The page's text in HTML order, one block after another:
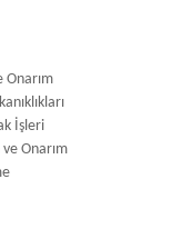
Onarım
İşleri
Onarım